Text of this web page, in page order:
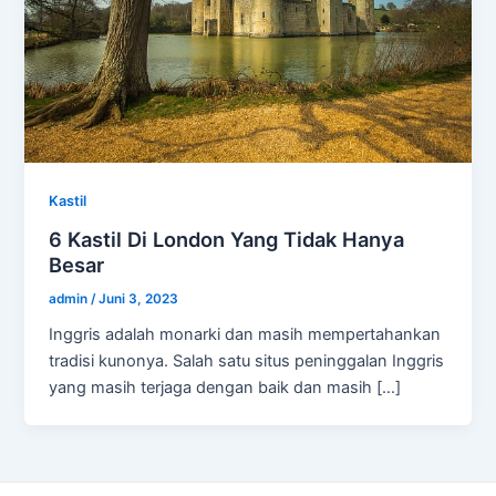
Kastil
6 Kastil Di London Yang Tidak Hanya
Besar
admin /Juni 3, 2023
Inggris adalah monarki dan masih mempertahankan
tradisi kunonya. Salah satu situs peninggalan Inggris
yang masih terjaga dengan baik dan masih […]